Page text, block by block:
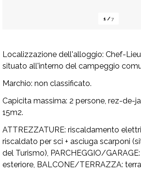
1 /7
Localizzazione dell'alloggio: Chef-
situato all'interno del campeggio
Marchio: non classificato.
Capicita massima: 2 persone, rez-de-
15m2.
ATTREZZATURE: riscaldamento
riscaldato per sci + asciuga scarponi
del Turismo), PARCHEGGIO/GARAGE:
esteriore, BALCONE/TERRAZZA: